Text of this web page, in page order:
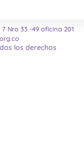
7 Nro 33 -49 oficina 201
los derechos